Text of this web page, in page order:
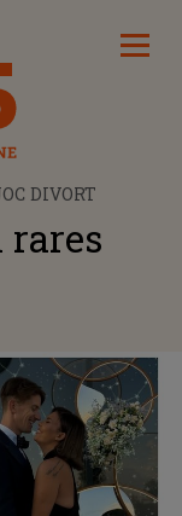
DIVORT
rares